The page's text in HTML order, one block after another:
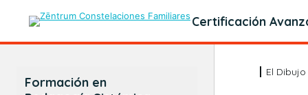
Certificación
Formación en
El